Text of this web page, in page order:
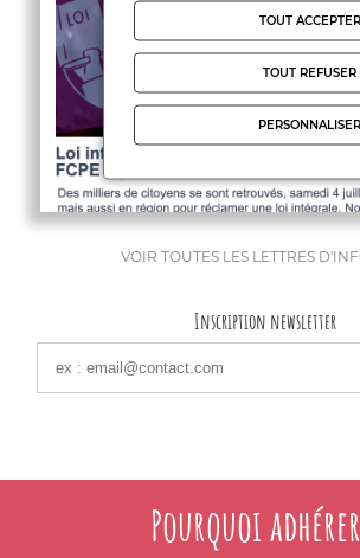
VOIR TOUTES LES LETTRES
Inscription newsletter
Pourquoi
TOUT ACCEPTER
TOUT REFUSER
PERSONNALISER